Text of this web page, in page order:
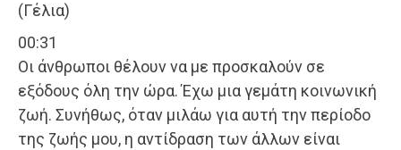
(Γέλια)
00:31
Οι άνθρωποι θέλουν να με προσκαλούν σε
εξόδους όλη την ώρα. Έχω μια γεμάτη κοινωνική
ζωή. Συνήθως, όταν μιλάω για αυτή την περίοδο
της ζωής μου, η αντίδραση των άλλων είναι